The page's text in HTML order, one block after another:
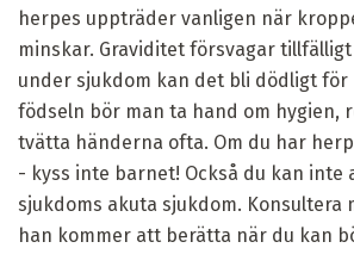
herpes uppträder vanligen när
minskar. Graviditet försvagar
under sjukdom kan det bli dödligt
födseln bör man ta hand om hygien,
tvätta händerna ofta. Om du har
- kyss inte barnet! Också du kan inte
sjukdoms akuta sjukdom. Konsultera
han kommer att berätta när du kan